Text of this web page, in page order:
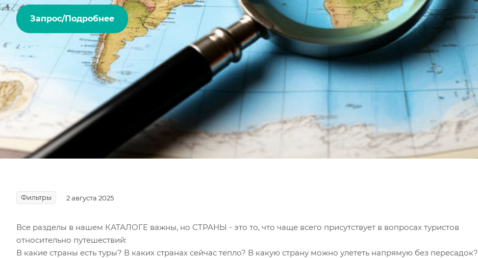
Запрос/Подробнее
Фильтры 2 августа 2025
Все разделы в нашем КАТАЛОГЕ важны, но СТРАНЫ - это то, что чаще всего присутствует в вопросах туристов
относительно путешествий:
В какие страны есть туры? В каких странах сейчас тепло? В какую страну можно улететь напрямую без пересадок?